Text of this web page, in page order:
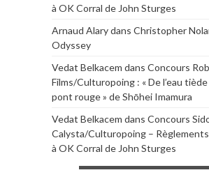
à OK Corral de John Sturges
Arnaud Alarydans Christopher
Odyssey
Vedat Belkacem dans Concours
Films/Culturopoing : « De l’eau
pont rouge » de Shōhei Imamura
Vedat Belkacem dans Concours
Calysta/Culturopoing –
à OK Corral de John Sturges